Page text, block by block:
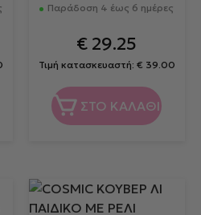
Παράδοση 4 έως 6 ημέρες
€ 29.25
Τιμή κατασκευαστή: € 39.00
ΣΤΟ ΚΑΛΑΘΙ